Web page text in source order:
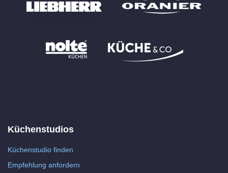
Küchenstudios
Küchenstudio finden
Empfehlung anfordern